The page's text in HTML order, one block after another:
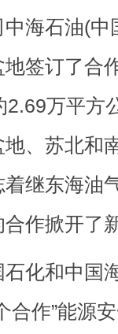
海石油(
签订了合
万平方
、苏北和
继东海油
作掀开了
和中国
合作”能源